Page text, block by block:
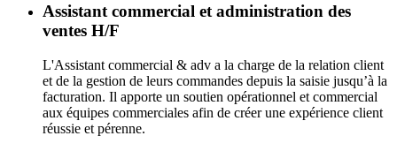
Assistant commercial et administration des
ventes H/F
L'Assistant commercial & adv a la charge de la relation client
et de la gestion de leurs commandes depuis la saisie jusqu’à la
facturation. Il apporte un soutien opérationnel et commercial
aux équipes commerciales afin de créer une expérience client
réussie et pérenne.